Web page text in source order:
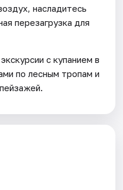
насладитесь
перезагрузка для
с купанием в
по лесным тропам и